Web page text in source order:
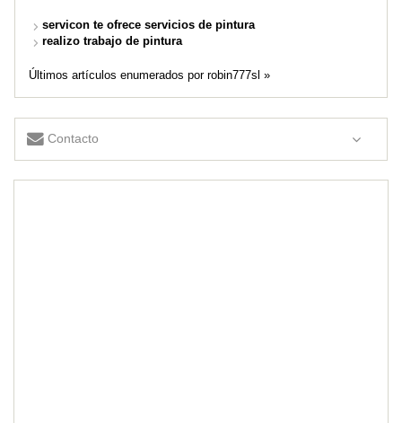
servicon te ofrece servicios de pintura
realizo trabajo de pintura
Últimos artículos enumerados por robin777sl »
Contacto